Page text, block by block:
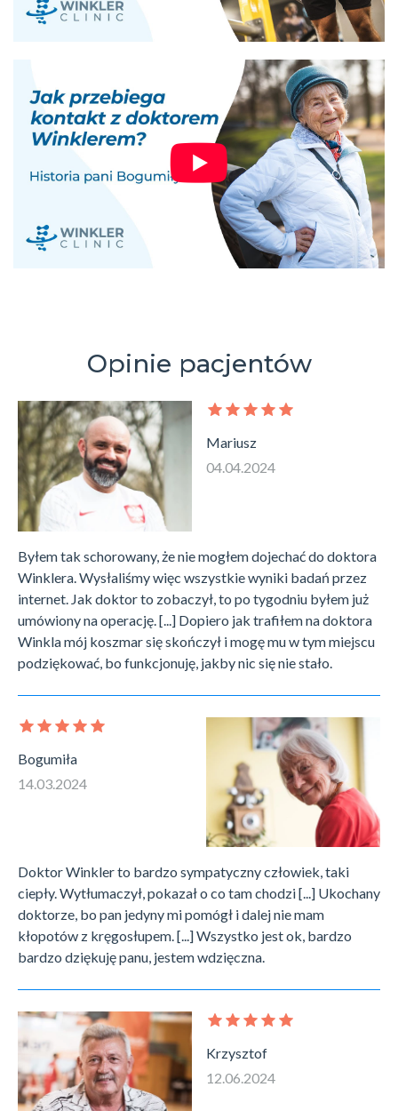
Opinie pacjentów
Mariusz
04.04.2024
Byłem tak schorowany, że nie mogłem dojechać do doktora
Winklera. Wysłaliśmy więc wszystkie wyniki badań przez
internet. Jak doktor to zobaczył, to po tygodniu byłem już
umówiony na operację. [...] Dopiero jak trafiłem na doktora
Winkla mój koszmar się skończył i mogę mu w tym miejscu
podziękować, bo funkcjonuję, jakby nic się nie stało.
Bogumiła
14.03.2024
Doktor Winkler to bardzo sympatyczny człowiek, taki
ciepły. Wytłumaczył, pokazał o co tam chodzi [...] Ukochany
doktorze, bo pan jedyny mi pomógł i dalej nie mam
kłopotów z kręgosłupem. [...] Wszystko jest ok, bardzo
bardzo dziękuję panu, jestem wdzięczna.
Krzysztof
12.06.2024